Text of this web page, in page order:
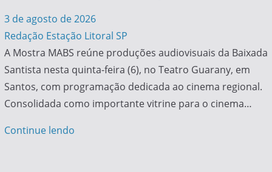
3 de agosto de 2026
Redação Estação Litoral SP
A Mostra MABS reúne produções audiovisuais da Baixada
Santista nesta quinta-feira (6), no Teatro Guarany, em
Santos, com programação dedicada ao cinema regional.
Consolidada como importante vitrine para o cinema…
Continue lendo